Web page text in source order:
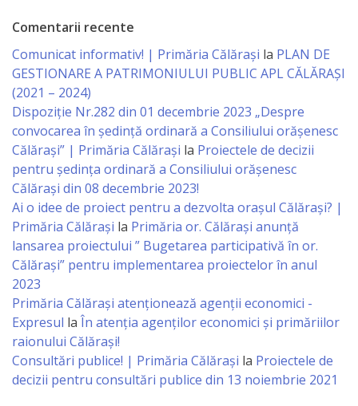
de
specialitate
Regulamentul
Consiliului
Dispoziții
Proiecte
de
decizii
Deciziile
Consiliului
Consiliul
Comentarii recente
Comunicat informativ! | Primăria Călărași la PLAN DE
GESTIONARE A PATRIMONIULUI PUBLIC APL CĂLĂRAȘI
(2021 – 2024)
Dispoziție Nr.282 din 01 decembrie 2023 „Despre
convocarea în ședință ordinară a Consiliului orășenesc
Călărași” | Primăria Călărași la Proiectele de decizii
pentru ședința ordinară a Consiliului orășenesc
Călărași din 08 decembrie 2023!
Ai o idee de proiect pentru a dezvolta orașul Călărași? |
Primăria Călărași la Primăria or. Călărași anunță
lansarea proiectului ” Bugetarea participativă în or.
Călărași” pentru implementarea proiectelor în anul
2023
Primăria Călăraşi atenţionează agenţii economici -
Expresul la În atenția agenților economici și primăriilor
raionului Călărași!
Consultări publice! | Primăria Călărași la Proiectele de
decizii pentru consultări publice din 13 noiembrie 2021